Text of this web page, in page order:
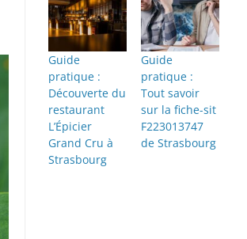
Guide
pratique :
Découverte du
restaurant
L’Épicier
Grand Cru à
Strasbourg
Guide
pratique :
Tout savoir
sur la fiche-sit
F223013747
de Strasbourg